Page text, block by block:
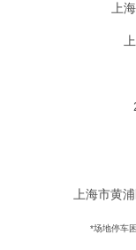
上
上海市黄
*场地停车